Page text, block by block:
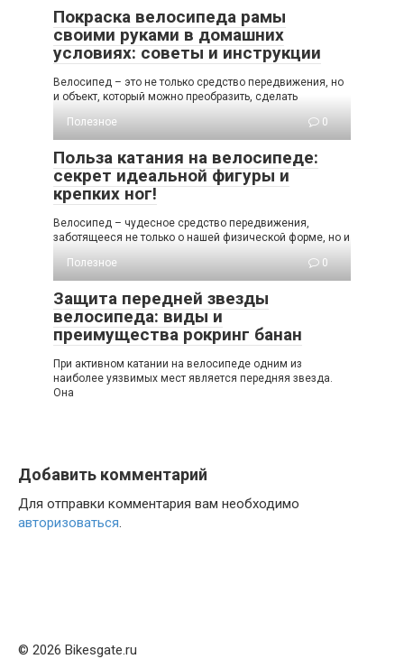
Покраска велосипеда рамы
своими руками в домашних
условиях: советы и инструкции
Велосипед – это не только средство передвижения, но
и объект, который можно преобразить, сделать
Полезное
0
Польза катания на велосипеде:
секрет идеальной фигуры и
крепких ног!
Велосипед – чудесное средство передвижения,
заботящееся не только о нашей физической форме, но и
Полезное
0
Защита передней звезды
велосипеда: виды и
преимущества рокринг банан
При активном катании на велосипеде одним из
наиболее уязвимых мест является передняя звезда.
Она
Добавить комментарий
Для отправки комментария вам необходимо
авторизоваться.
© 2026 Bikesgate.ru